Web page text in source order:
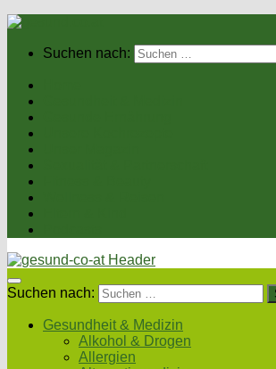
Suchen nach:
Suchen nach:
Gesundheit & Medizin
Alkohol & Drogen
Allergien